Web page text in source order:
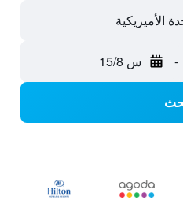
الأميريكية
- س 15/8